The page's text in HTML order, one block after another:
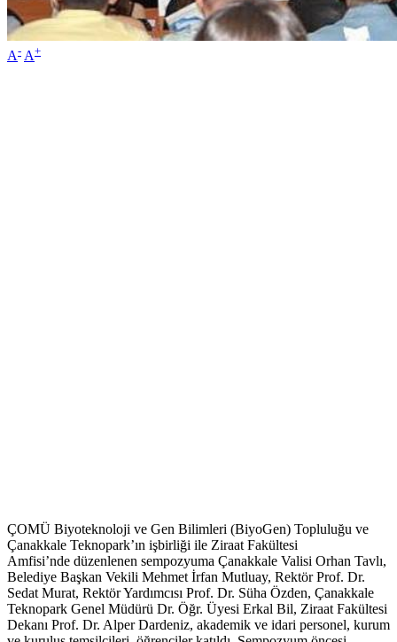
A- A+
ÇOMÜ Biyoteknoloji ve Gen Bilimleri (BiyoGen) Topluluğu ve
Çanakkale Teknopark’ın işbirliği ile Ziraat Fakültesi
Amfisi’nde düzenlenen sempozyuma Çanakkale Valisi Orhan Tavlı,
Belediye Başkan Vekili Mehmet İrfan Mutluay, Rektör Prof. Dr.
Sedat Murat, Rektör Yardımcısı Prof. Dr. Süha Özden, Çanakkale
Teknopark Genel Müdürü Dr. Öğr. Üyesi Erkal Bil, Ziraat Fakültesi
Dekanı Prof. Dr. Alper Dardeniz, akademik ve idari personel, kurum